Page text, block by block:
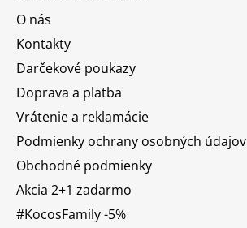
O nás
Kontakty
Darčekové poukazy
Doprava a platba
Vrátenie a reklamácie
Podmienky ochrany osobných údajov
Obchodné podmienky
Akcia 2+1 zadarmo
#KocosFamily -5%